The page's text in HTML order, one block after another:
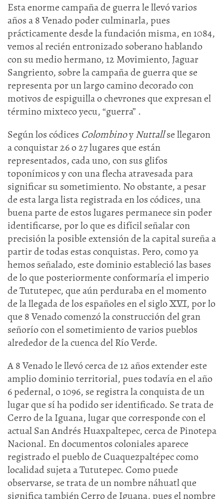
Esta enorme campaña de guerra le llevó varios
años a 8 Venado poder culminarla, pues
prácticamente desde la fundación misma, en 1084,
vemos al recién entronizado soberano hablando
con su medio hermano, 12 Movimiento, Jaguar
Sangriento, sobre la campaña de guerra que se
representa por un largo camino decorado con
motivos de espiguilla o chevrones que expresan el
término mixteco yecu, “guerra” .
Según los códices ColombinoyNuttallse llegaron
a conquistar 26 o 27 lugares que están
representados, cada uno, con sus glifos
toponímicos y con una flecha atravesada para
significar su sometimiento. No obstante, a pesar
de esta larga lista registrada en los códices, una
buena parte de estos lugares permanece sin poder
identificarse, por lo que es difícil señalar con
precisión la posible extensión de la capital sureña a
partir de todas estas conquistas. Pero, como ya
hemos señalado, este dominio estableció las bases
de lo que posteriormente conformaría el imperio
de Tututepec, que aún perduraba en el momento
de la llegada de los españoles en el siglo XVI, por lo
que 8 Venado comenzó la construcción del gran
señorío con el sometimiento de varios pueblos
alrededor de la cuenca del Río Verde.
A 8 Venado le llevó cerca de 12 años extender este
amplio dominio territorial, pues todavía en el año
6 pedernal, o 1096, se registra la conquista de un
lugar que sí ha podido ser identificado. Se trata de
Cerro de la Iguana, lugar que corresponde con el
actual San Andrés Huaxpaltepec, cerca de Pinotepa
Nacional. En documentos coloniales aparece
registrado el pueblo de Cuaquezpaltépec como
localidad sujeta a Tututepec. Como puede
observarse, se trata de un nombre náhuatl que
significa también Cerro de Iguana, pues el nombre